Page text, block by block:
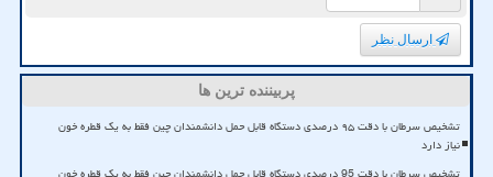
ارسال نظر
پربیننده ترین ها
تشخیص سرطان با دقت ۹۵ درصدی دستگاه قابل حمل دانشمندان چین فقط به یک قطره خون
نیاز دارد